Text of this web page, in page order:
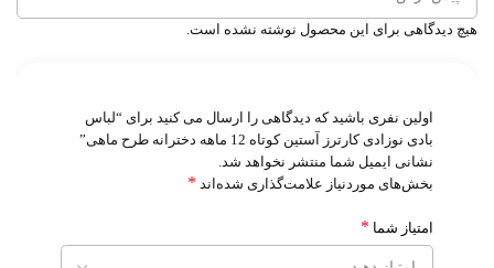
هیچ دیدگاهی برای این محصول نوشته نشده است.
اولین نفری باشید که دیدگاهی را ارسال می کنید برای “لباس
بادی نوزادی کارترز آستین کوتاه 12 ماهه دخترانه طرح ماهی”
نشانی ایمیل شما منتشر نخواهد شد.
بخش‌های موردنیاز علامت‌گذاری شده‌اند *
امتیاز شما *